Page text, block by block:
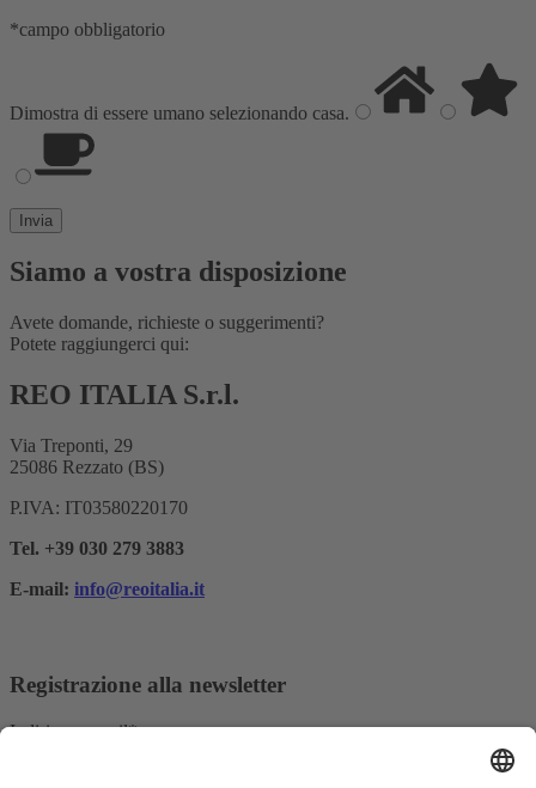
*campo obbligatorio
Dimostra di essere umano selezionando casa.
Siamo a vostra disposizione
Avete domande, richieste o suggerimenti?
Potete raggiungerci qui:
REO ITALIA S.r.l.
Via Treponti, 29
25086 Rezzato (BS)
P.IVA: IT03580220170
Tel. +39 030 279 3883
E-mail: info@reoitalia.it
Registrazione alla newsletter
Indirizzo e-mail*